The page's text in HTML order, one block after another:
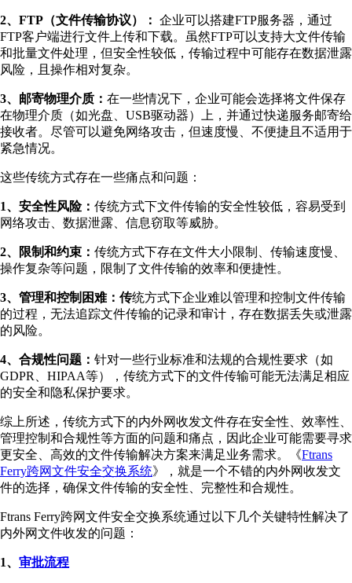
2、FTP（文件传输协议）： 企业可以搭建FTP服务器，通过
FTP客户端进行文件上传和下载。虽然FTP可以支持大文件传输
和批量文件处理，但安全性较低，传输过程中可能存在数据泄露
风险，且操作相对复杂。
3、邮寄物理介质： 在一些情况下，企业可能会选择将文件保存
在物理介质（如光盘、USB驱动器）上，并通过快递服务邮寄给
接收者。尽管可以避免网络攻击，但速度慢、不便捷且不适用于
紧急情况。
这些传统方式存在一些痛点和问题：
1、安全性风险： 传统方式下文件传输的安全性较低，容易受到
网络攻击、数据泄露、信息窃取等威胁。
2、限制和约束： 传统方式下存在文件大小限制、传输速度慢、
操作复杂等问题，限制了文件传输的效率和便捷性。
3、管理和控制困难： 传统方式下企业难以管理和控制文件传输
的过程，无法追踪文件传输的记录和审计，存在数据丢失或泄露
的风险。
4、合规性问题： 针对一些行业标准和法规的合规性要求（如
GDPR、HIPAA等），传统方式下的文件传输可能无法满足相应
的安全和隐私保护要求。
综上所述，传统方式下的内外网收发文件存在安全性、效率性、
管理控制和合规性等方面的问题和痛点，因此企业可能需要寻求
更安全、高效的文件传输解决方案来满足业务需求。《Ftrans
Ferry跨网文件安全交换系统》，就是一个不错的内外网收发文
件的选择，确保文件传输的安全性、完整性和合规性。
Ftrans Ferry跨网文件安全交换系统通过以下几个关键特性解决了
内外网文件收发的问题：
1、 审批流程